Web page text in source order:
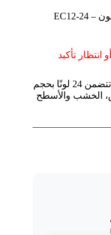
تأكيد
مجموعة ألوان أكريليك احترافية من ديلي تتضمن 24 لونًا بحجم
الخشب والأسطح